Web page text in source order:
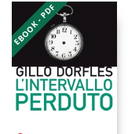
EBOOK - PDF